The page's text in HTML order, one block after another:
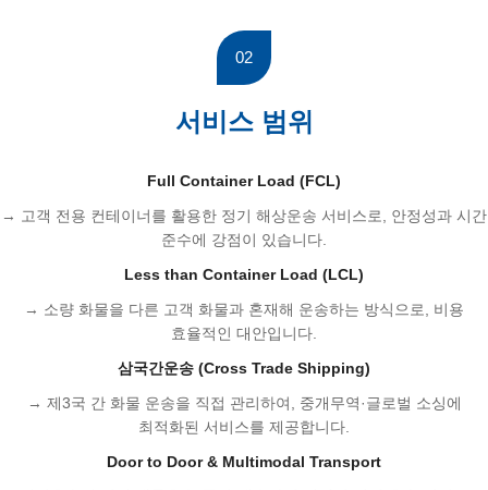
02
서비스 범위
Full Container Load (FCL)
→ 고객 전용 컨테이너를 활용한 정기 해상운송 서비스로, 안정성과 시간
준수에 강점이 있습니다.
Less than Container Load (LCL)
→ 소량 화물을 다른 고객 화물과 혼재해 운송하는 방식으로, 비용
효율적인 대안입니다.
삼국간운송 (Cross Trade Shipping)
→ 제3국 간 화물 운송을 직접 관리하여, 중개무역·글로벌 소싱에
최적화된 서비스를 제공합니다.
Door to Door & Multimodal Transport